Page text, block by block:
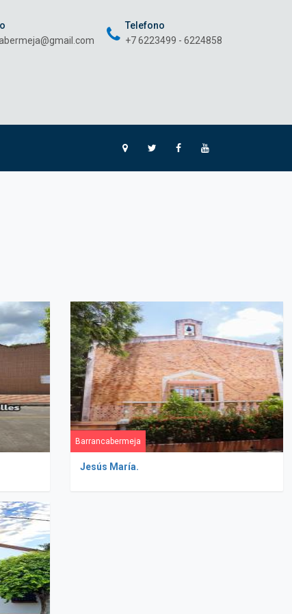
Telefono
+7 6223499 - 6224858
Barrancabermeja
Jesús María.